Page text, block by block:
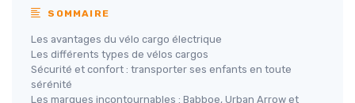
SOMMAIRE
Les avantages du vélo cargo électrique
Les différents types de vélos cargos
Sécurité et confort : transporter ses enfants en toute
sérénité
Les marques incontournables : Babboe, Urban Arrow et